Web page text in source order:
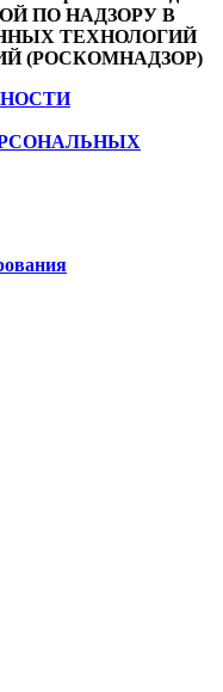
ПО НАДЗОРУ В
ТЕХНОЛОГИЙ
(РОСКОМНАДЗОР)